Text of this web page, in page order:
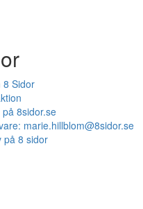
8 Sidor
8sidor.se
marie.hillblom@8sidor.se
på 8 sidor